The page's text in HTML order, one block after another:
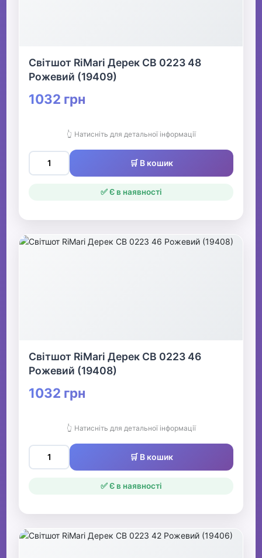
Світшот RiMari Дерек СВ 0223 48
Рожевий (19409)
1032 грн
👆 Натисніть для детальної інформації
🛒 В кошик
✅ Є в наявності
Світшот RiMari Дерек СВ 0223 46
Рожевий (19408)
1032 грн
👆 Натисніть для детальної інформації
🛒 В кошик
✅ Є в наявності